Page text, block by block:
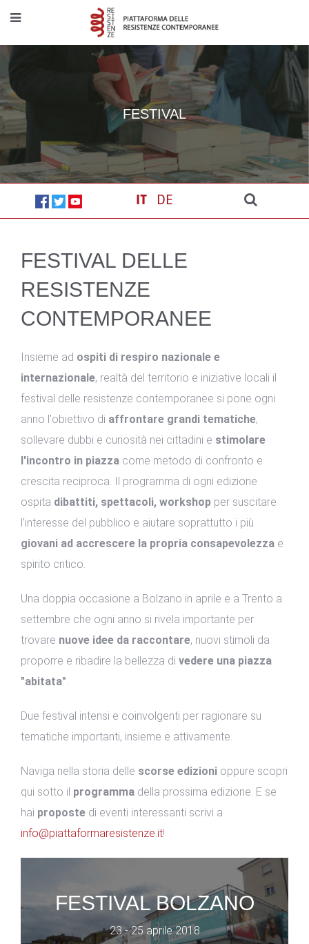
FESTIVAL
IT DE
FESTIVAL DELLE
RESISTENZE
CONTEMPORANEE
Insieme ad ospiti di respiro nazionale e
internazionale, realtà del territorio e iniziative locali il
festival delle resistenze contemporanee si pone ogni
anno l'obiettivo di affrontare grandi tematiche,
sollevare dubbi e curiosità nei cittadini e stimolare
l'incontro in piazza come metodo di confronto e
crescita reciproca. Il programma di ogni edizione
ospita dibattiti, spettacoli, workshop per suscitare
l’interesse del pubblico e aiutare soprattutto i più
giovani ad accrescere la propria consapevolezza e
spirito critico.
Una doppia occasione a Bolzano in aprile e a Trento a
settembre che ogni anno si rivela importante per
trovare nuove idee da raccontare, nuovi stimoli da
proporre e ribadire la bellezza di vedere una piazza
"abitata".
Due festival intensi e coinvolgenti per ragionare su
tematiche importanti, insieme e attivamente.
Naviga nella storia delle scorse edizioni oppure scopri
qui sotto il programma della prossima edizione. E se
hai proposte di eventi interessanti scrivi a
info@piattaformaresistenze.it!
FESTIVAL BOLZANO
23 - 25 aprile 2018